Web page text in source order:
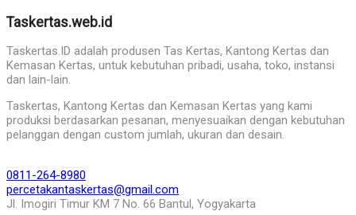
Taskertas.web.id
Taskertas.ID adalah produsen Tas Kertas, Kantong Kertas dan
Kemasan Kertas, untuk kebutuhan pribadi, usaha, toko, instansi
dan lain-lain.
Taskertas, Kantong Kertas dan Kemasan Kertas yang kami
produksi berdasarkan pesanan, menyesuaikan dengan kebutuhan
pelanggan dengan custom jumlah, ukuran dan desain.
0811-264-8980
percetakantaskertas@gmail.com
Jl. Imogiri Timur KM 7 No. 66 Bantul, Yogyakarta